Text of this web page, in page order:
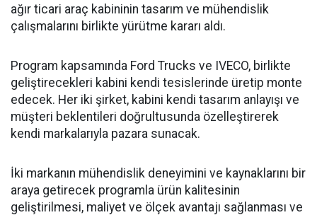
ağır ticari araç kabininin tasarım ve mühendislik
çalışmalarını birlikte yürütme kararı aldı.
Program kapsamında Ford Trucks ve IVECO, birlikte
geliştirecekleri kabini kendi tesislerinde üretip monte
edecek. Her iki şirket, kabini kendi tasarım anlayışı ve
müşteri beklentileri doğrultusunda özelleştirerek
kendi markalarıyla pazara sunacak.
İki markanın mühendislik deneyimini ve kaynaklarını bir
araya getirecek programla ürün kalitesinin
geliştirilmesi, maliyet ve ölçek avantajı sağlanması ve